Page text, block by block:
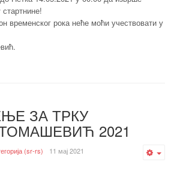
стартнине!
временског рока неће моћи учествовати у
ЗА ТРКУ
2021
(sr-rs)
11 мај 2021